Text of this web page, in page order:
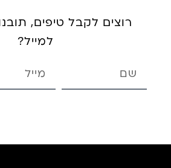
רוצים לקבל טיפים,
למייל?